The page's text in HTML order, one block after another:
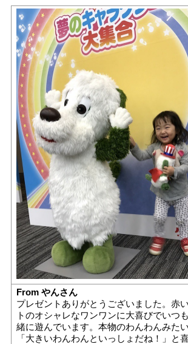
From やんさん
プレゼントありがとうございました。赤
トのオシャレなワンワンに大喜びでいつ
緒に遊んでいます。本物のわんわんみた
「大きいわんわんといっしょだね！」と